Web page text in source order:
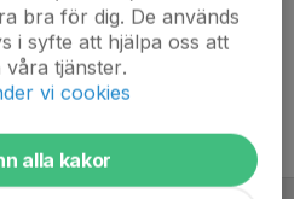
målskytt. Rappa repliker,
med ett AIK-hjärta som ska
bra för dig. De används
i syfte att hjälpa oss att
tjänster.
vi cookies
alla kakor